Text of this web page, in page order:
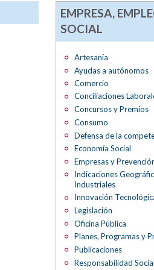
EMPRESA,
SOCIAL
Artesanía
Ayudas a autónomos
Comercio
Conciliaciones
Concursos y Premios
Consumo
Defensa de la
Economía Social
Empresas y
Indicaciones
Industriales
Innovación
Legislación
Oficina Pública
Planes, Programas y
Publicaciones
Responsabilidad